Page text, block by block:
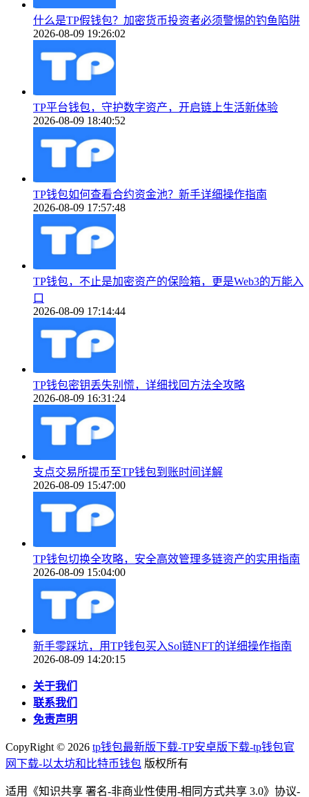
什么是TP假钱包？加密货币投资者必须警惕的钓鱼陷阱
2026-08-09 19:26:02
TP平台钱包，守护数字资产，开启链上生活新体验
2026-08-09 18:40:52
TP钱包如何查看合约资金池？新手详细操作指南
2026-08-09 17:57:48
TP钱包，不止是加密资产的保险箱，更是Web3的万能入
口
2026-08-09 17:14:44
TP钱包密钥丢失别慌，详细找回方法全攻略
2026-08-09 16:31:24
支点交易所提币至TP钱包到账时间详解
2026-08-09 15:47:00
TP钱包切换全攻略，安全高效管理多链资产的实用指南
2026-08-09 15:04:00
新手零踩坑，用TP钱包买入Sol链NFT的详细操作指南
2026-08-09 14:20:15
关于我们
联系我们
免责声明
CopyRight © 2026 tp钱包最新版下载-TP安卓版下载-tp钱包官
网下载-以太坊和比特币钱包 版权所有
适用《知识共享 署名-非商业性使用-相同方式共享 3.0》协议-